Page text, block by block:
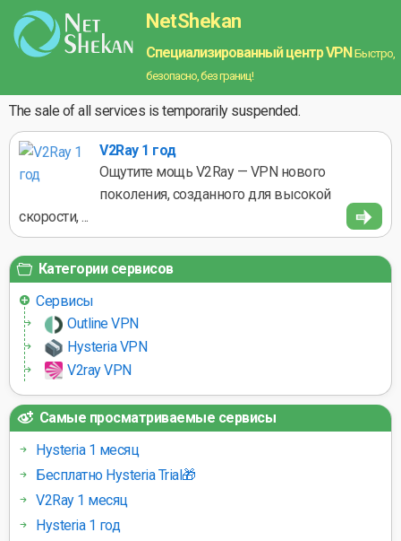
NetShekan
Специализированный центр VPN Быстро,
безопасно, без границ!
The sale of all services is temporarily suspended.
V2Ray 1 год
Ощутите мощь V2Ray — VPN нового
поколения, созданного для высокой
скорости, ...
Категории сервисов
Сервисы
Outline VPN
Hysteria VPN
V2ray VPN
Самые просматриваемые сервисы
Hysteria 1 месяц
Бесплатно Hysteria Trial🎁
V2Ray 1 месяц
Hysteria 1 год